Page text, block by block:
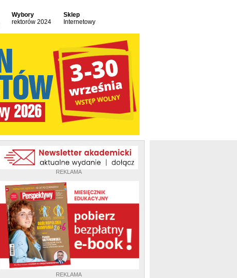
Wybory
rektorów 2024
Sklep
Internetowy
REKLAMA
REKLAMA